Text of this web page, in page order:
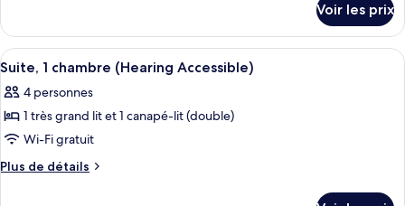
(Pure)
Suite,
chambre,
baignoire
(Mobility/Hearing
Accessible,
le
type
de
Suite,
baignoire
(Mobility/Hearing
Accessible,
Voir les prix
Afficher
toutes
les
photos
pour
ce
Une chambre d’hôtel dotée d’un
5
Suite, 1 chambre (Hearing Accessible)
4 personnes
1 très grand lit et 1 canapé-lit (double)
Wi-Fi gratuit
Plus de détails
Plus